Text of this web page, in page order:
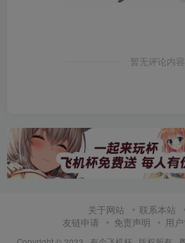
暂无评论内容
关于网站 联系本站
友链申请
免责声明 用